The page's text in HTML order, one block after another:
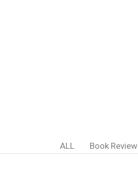
ALL Book Review